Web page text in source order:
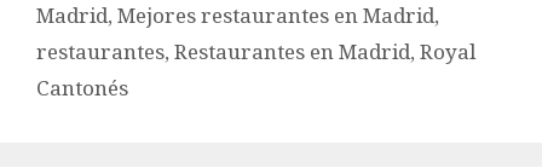
Madrid, Mejores restaurantes en Madrid,
restaurantes, Restaurantes en Madrid, Royal
Cantonés